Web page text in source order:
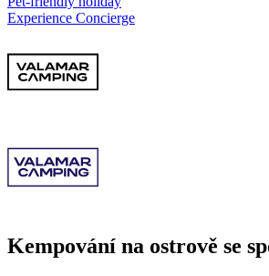
Experience Concierge
Kempování na ostrově se